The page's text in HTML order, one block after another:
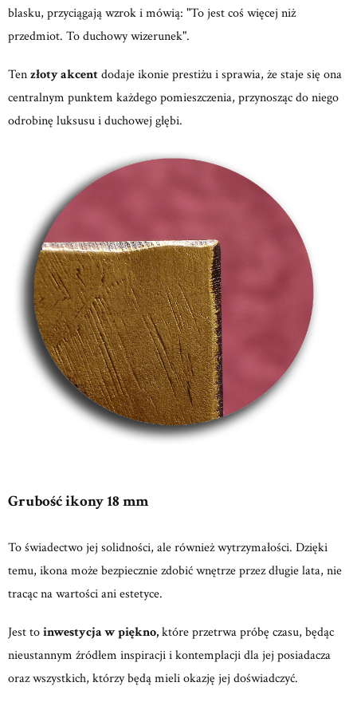
blasku, przyciągają wzrok i mówią: "To jest coś więcej niż
przedmiot. To duchowy wizerunek".
Tenzłoty akcentdodaje ikonie prestiżu i sprawia, że staje się ona
centralnym punktem każdego pomieszczenia, przynosząc do niego
odrobinę luksusu i duchowej głębi.
Grubość ikony 18 mm
To świadectwo jej solidności, ale również wytrzymałości. Dzięki
temu, ikona może bezpiecznie zdobić wnętrze przez długie lata, nie
tracąc na wartości ani estetyce.
Jest toinwestycja w piękno,które przetrwa próbę czasu, będąc
nieustannym źródłem inspiracji i kontemplacji dla jej posiadacza
oraz wszystkich, którzy będą mieli okazję jej doświadczyć.